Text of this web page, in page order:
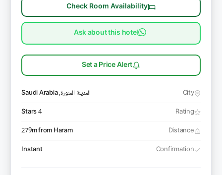
Check Room Availability
Ask about this hotel
Set a Price Alert
City
المدينة المنورة, Saudi Arabia
Rating
4 Stars
Distance
279m from Haram
Confirmation
Instant